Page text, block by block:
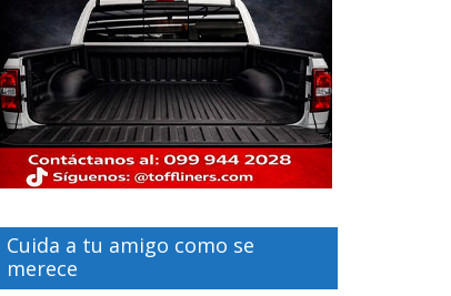
Cuida a tu amigo como se
merece